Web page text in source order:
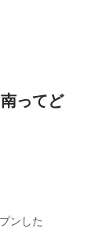
ってど
ンした